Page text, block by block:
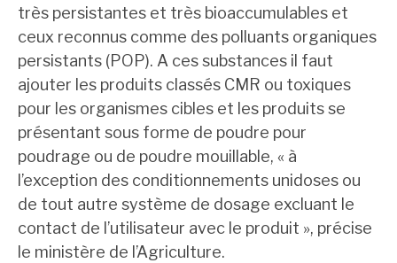
très persistantes et très bioaccumulables et
ceux reconnus comme des polluants organiques
persistants (POP). A ces substances il faut
ajouter les produits classés CMR ou toxiques
pour les organismes cibles et les produits se
présentant sous forme de poudre pour
poudrage ou de poudre mouillable, « à
l’exception des conditionnements unidoses ou
de tout autre système de dosage excluant le
contact de l’utilisateur avec le produit », précise
le ministère de l’Agriculture.